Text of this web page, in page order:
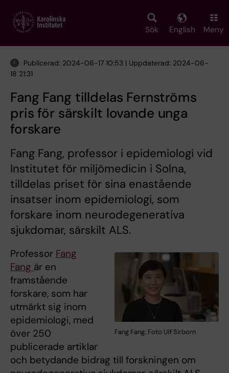
main
Sök English Meny
Publicerad: 2024-06-17 10:53 | Uppdaterad: 2024-06-
18 21:31
Fang Fang tilldelas Fernströms
pris för särskilt lovande unga
forskare
Fang Fang, professor i epidemiologi vid
Institutet för miljömedicin i Solna,
tilldelas priset för sina enastående
insatser inom epidemiologi, som
forskare inom neurodegenerativa
sjukdomar, särskilt ALS.
Fang Fang. Foto Ulf Sirborn
Professor Fang
Fang är en
framstående
forskare, som har
utmärkt sig inom
epidemiologi, med
över 250
publicerade artiklar
och betydande bidrag till forskningen om